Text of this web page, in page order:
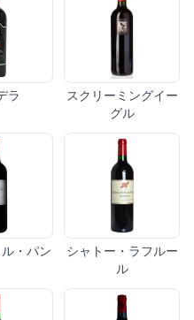
ラ
スクリーミングイー
グル
・パン
シャトー・ラフルー
ル